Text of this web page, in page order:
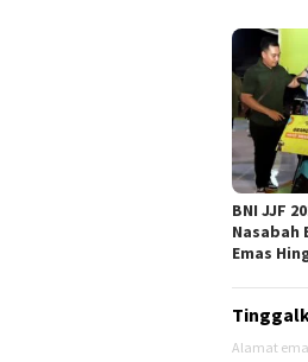
BNI JJF
Nasabah
Emas
Alamat